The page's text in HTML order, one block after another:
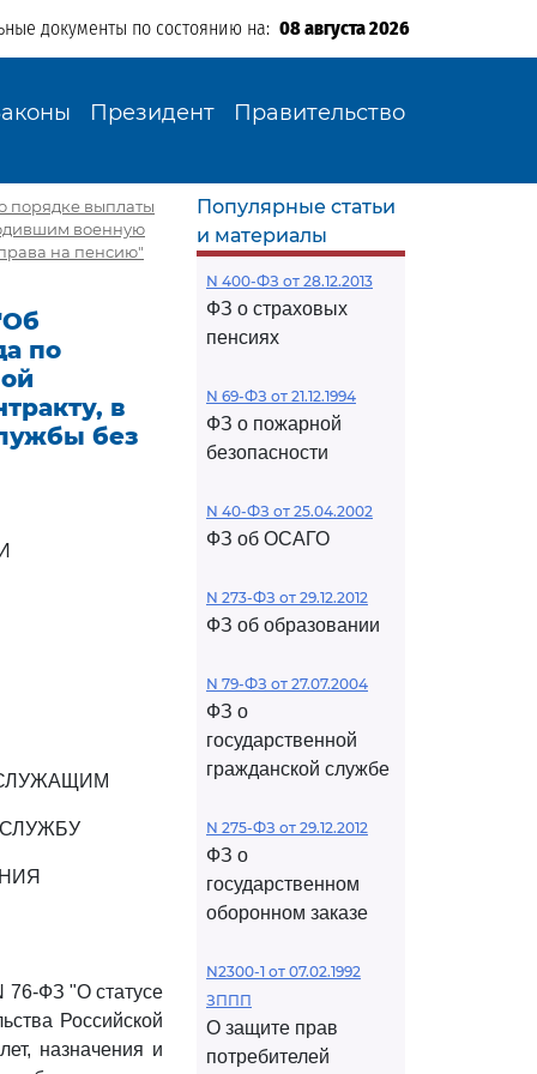
документы по состоянию на: 08 августа 2026
Президент Правительство
порядке выплаты
военную
на пенсию"
по
в
без
76-ФЗ "О статусе
Российской
назначения и
Популярные статьи
и материалы
N 400-ФЗ от 28.12.2013
ФЗ о страховых
пенсиях
N 69-ФЗ от 21.12.1994
ФЗ о пожарной
безопасности
N 40-ФЗ от 25.04.2002
ФЗ об ОСАГО
N 273-ФЗ от 29.12.2012
ФЗ об образовании
N 79-ФЗ от 27.07.2004
ФЗ о
государственной
гражданской службе
N 275-ФЗ от 29.12.2012
ФЗ о
государственном
оборонном заказе
N2300-1 от 07.02.1992
ЗППП
О защите прав
потребителей